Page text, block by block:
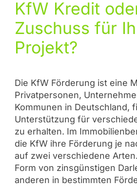
KfW Kredit
Zuschuss für
Projekt?
Die KfW Förderung ist eine
Privatpersonen,
Kommunen in Deutschland,
Unterstützung für
zu erhalten. Im
die KfW ihre Förderung je
auf zwei verschiedene
Form von zinsgünstigen
anderen in bestimmten